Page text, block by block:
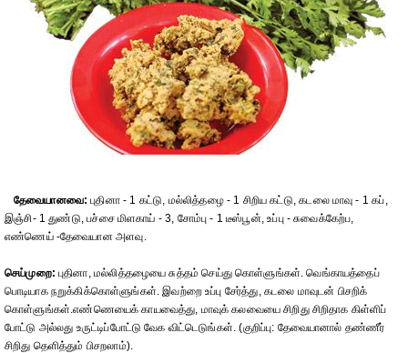
தேவையானவை: புதினா - 1 கட்டு, மல்லித்தழை - 1 சிறிய கட்டு, கடலை மாவு - 1 கப்,
இஞ்சி- 1 துண்டு, பச்சை மிளகாய் - 3, சோம்பு - 1 டீஸ்பூன், உப்பு - சுவைக்கேற்ப,
எண்ணெய் -தேவையான அளவு.
செய்முறை: புதினா, மல்லித்தழையை சுத்தம் செய்து கொள்ளுங்கள். வெங்காயத்தைப்
பொடியாக நறுக்கிக்கொள்ளுங்கள். இவற்றை உப்பு சேர்த்து, கடலை மாவுடன் பிசறிக்
கொள்ளுங்கள்.எண்ணெயைக் காயவைத்து, மாவுக் கலவையை சிறிது சிறிதாக கிள்ளிப்
போட்டு அல்லது உருட்டிப்போட்டு வேக விட்டெடுங்கள். (குறிப்பு: தேவையானால் தண்ணீர்
சிறிது தெளித்தும் பிசறலாம்).